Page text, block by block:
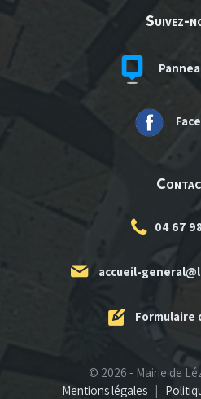
Suivez-
04 67
accueil-
Formulaire
© 2026 - Mairie de
Mentions légales